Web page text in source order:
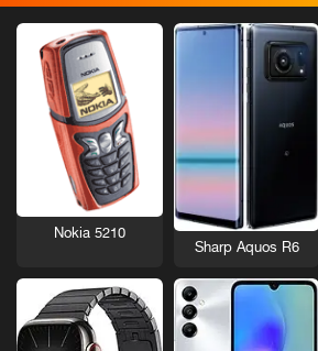
Sharp Aquos R6
Nokia 5210